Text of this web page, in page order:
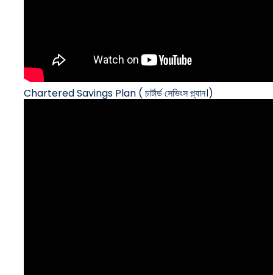
Chartered Savings Plan ( চার্টার্ড সেভিংস প্ল্যান।)